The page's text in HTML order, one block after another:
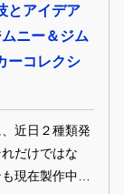
とアイデア
ニー＆ジム
ーコレクシ
近日２種類発
だけではな
現在製作中。